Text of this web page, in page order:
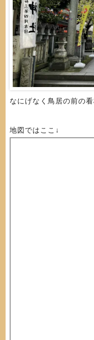
なにげなく鳥居の前の
地図ではここ↓